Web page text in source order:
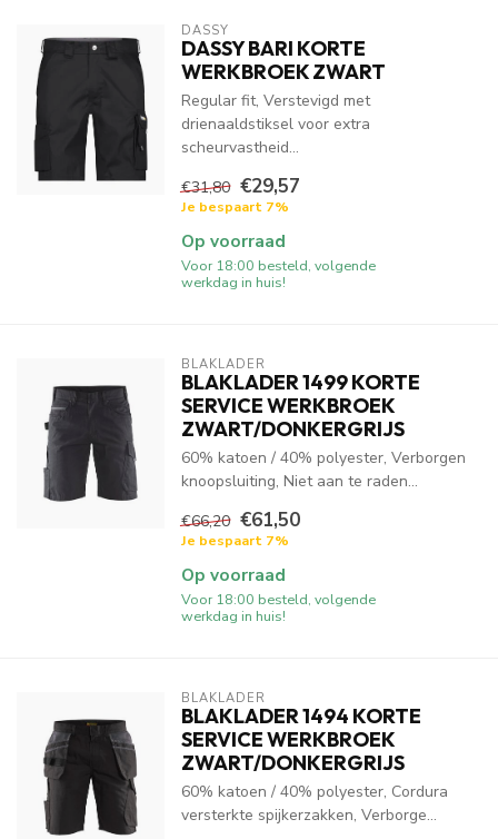
DASSY
DASSY BARI KORTE
WERKBROEK ZWART
Regular fit, Verstevigd met
drienaaldstiksel voor extra
scheurvastheid...
€31,80 €29,57
Je bespaart 7%
Op voorraad
Voor 18:00 besteld, volgende
werkdag in huis!
BLAKLADER
BLAKLADER 1499 KORTE
SERVICE WERKBROEK
ZWART/DONKERGRIJS
60% katoen / 40% polyester, Verborgen
knoopsluiting, Niet aan te raden...
€66,20 €61,50
Je bespaart 7%
Op voorraad
Voor 18:00 besteld, volgende
werkdag in huis!
BLAKLADER
BLAKLADER 1494 KORTE
SERVICE WERKBROEK
ZWART/DONKERGRIJS
60% katoen / 40% polyester, Cordura
versterkte spijkerzakken, Verborge...